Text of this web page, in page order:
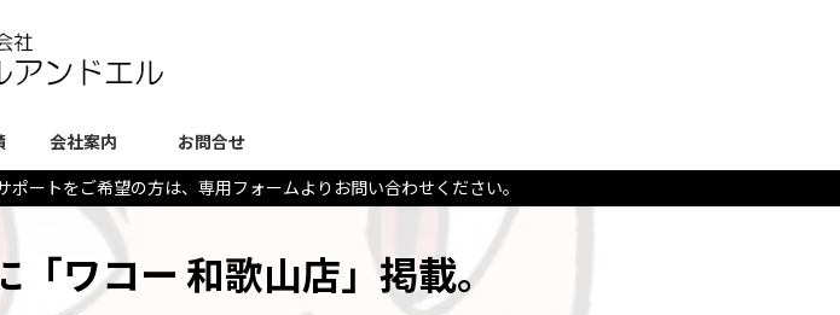
会社案内 お問合せ
ートをご希望の方は、専用フォームよりお問い合わせください。
「ワコー 和歌山店」掲載。